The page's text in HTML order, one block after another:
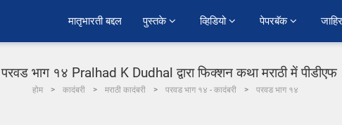
﻿मातृभारती बद्दल पुस्तके व्हिडियो पेपरबॅक
परवड भाग १४ Pralhad K Dudhal द्वारा फिक्शन कथा मराठी में पीडीएफ
होम कादंबरी मराठी कादंबरी परवड भाग १४ - कादंबरी परवड भाग १४